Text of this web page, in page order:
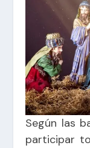
Según las
participar